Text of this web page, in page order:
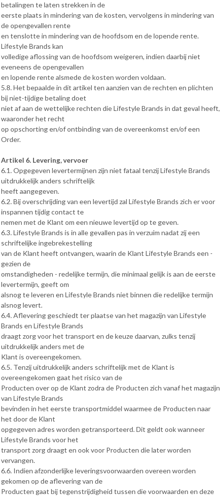
betalingen te laten strekken in de
eerste plaats in mindering van de kosten, vervolgens in mindering van
de opengevallen rente
en tenslotte in mindering van de hoofdsom en de lopende rente.
Lifestyle Brands kan
volledige aflossing van de hoofdsom weigeren, indien daarbij niet
eveneens de opengevallen
en lopende rente alsmede de kosten worden voldaan.
5.8. Het bepaalde in dit artikel ten aanzien van de rechten en plichten
bij niet-tijdige betaling doet
niet af aan de wettelijke rechten die Lifestyle Brands in dat geval heeft,
waaronder het recht
op opschorting en/of ontbinding van de overeenkomst en/of een
Order.
Artikel 6. Levering, vervoer
6.1. Opgegeven levertermijnen zijn niet fataal tenzij Lifestyle Brands
uitdrukkelijk anders schriftelijk
heeft aangegeven.
6.2. Bij overschrijding van een levertijd zal Lifestyle Brands zich er voor
inspannen tijdig contact te
nemen met de Klant om een nieuwe levertijd op te geven.
6.3. Lifestyle Brands is in alle gevallen pas in verzuim nadat zij een
schriftelijke ingebrekestelling
van de Klant heeft ontvangen, waarin de Klant Lifestyle Brands een -
gezien de
omstandigheden - redelijke termijn, die minimaal gelijk is aan de eerste
levertermijn, geeft om
alsnog te leveren en Lifestyle Brands niet binnen die redelijke termijn
alsnog levert.
6.4. Aflevering geschiedt ter plaatse van het magazijn van Lifestyle
Brands en Lifestyle Brands
draagt zorg voor het transport en de keuze daarvan, zulks tenzij
uitdrukkelijk anders met de
Klant is overeengekomen.
6.5. Tenzij uitdrukkelijk anders schriftelijk met de Klant is
overeengekomen gaat het risico van de
Producten over op de Klant zodra de Producten zich vanaf het magazijn
van Lifestyle Brands
bevinden in het eerste transportmiddel waarmee de Producten naar
het door de Klant
opgegeven adres worden getransporteerd. Dit geldt ook wanneer
Lifestyle Brands voor het
transport zorg draagt en ook voor Producten die later worden
vervangen.
6.6. Indien afzonderlijke leveringsvoorwaarden overeen worden
gekomen op de aflevering van de
Producten gaat bij tegenstrijdigheid tussen die voorwaarden en deze